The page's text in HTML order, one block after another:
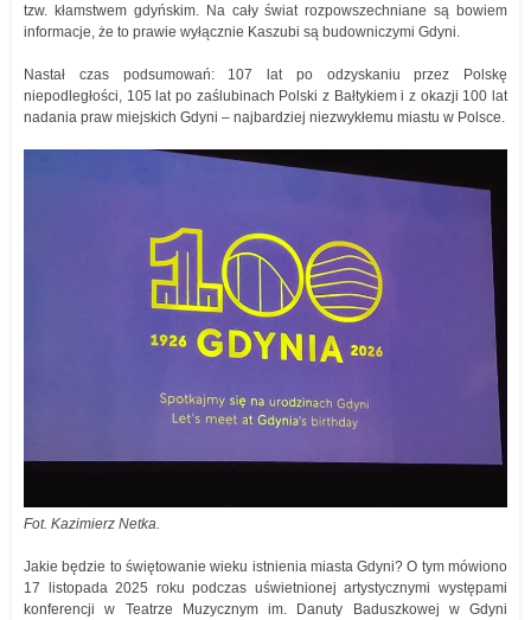
tzw. kłamstwem gdyńskim. Na cały świat rozpowszechniane są bowiem
informacje, że to prawie wyłącznie Kaszubi są budowniczymi Gdyni.
Nastał czas podsumowań: 107 lat po odzyskaniu przez Polskę
niepodległości, 105 lat po zaślubinach Polski z Bałtykiem i z okazji 100 lat
nadania praw miejskich Gdyni – najbardziej niezwykłemu miastu w Polsce.
Fot. Kazimierz Netka.
Jakie będzie to świętowanie wieku istnienia miasta Gdyni? O tym mówiono
17 listopada 2025 roku podczas uświetnionej artystycznymi występami
konferencji w Teatrze Muzycznym im. Danuty Baduszkowej w Gdyni